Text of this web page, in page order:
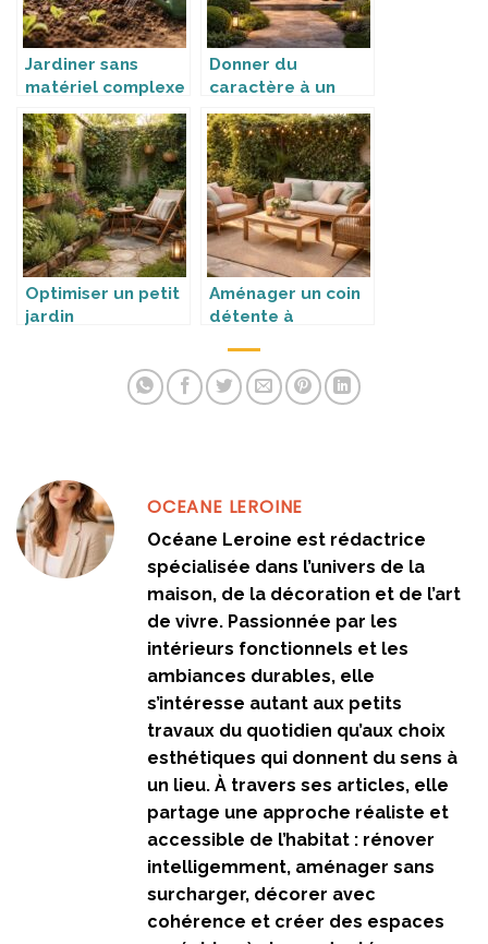
Jardiner sans
matériel complexe
Donner du
caractère à un
extérieur
Optimiser un petit
jardin
Aménager un coin
détente à
OCEANE LEROINE
Océane Leroine est rédactrice
spécialisée dans l’univers de la
maison, de la décoration et de l’art
de vivre. Passionnée par les
intérieurs fonctionnels et les
ambiances durables, elle
s’intéresse autant aux petits
travaux du quotidien qu’aux choix
esthétiques qui donnent du sens à
un lieu. À travers ses articles, elle
partage une approche réaliste et
accessible de l’habitat : rénover
intelligemment, aménager sans
surcharger, décorer avec
cohérence et créer des espaces